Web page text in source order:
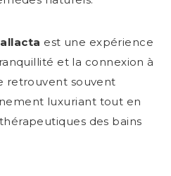
est une expérience
et la connexion à
retrouvent souvent
luxuriant tout en
des bains